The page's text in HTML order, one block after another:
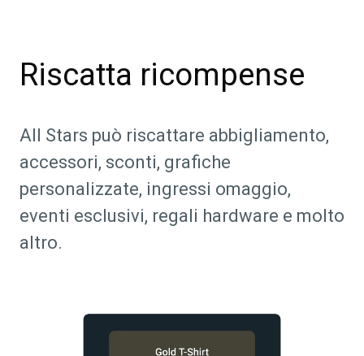
Riscatta ricompense
All Stars può riscattare abbigliamento,
accessori, sconti, grafiche
personalizzate, ingressi omaggio,
eventi esclusivi, regali hardware e molto
altro.